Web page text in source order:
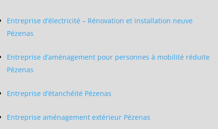
Entreprise d’électricité – Rénovation et installation neuve
Pézenas
Entreprise d’aménagement pour personnes à mobilité réduite
Pézenas
Entreprise d’étanchéité Pézenas
Entreprise aménagement extérieur Pézenas